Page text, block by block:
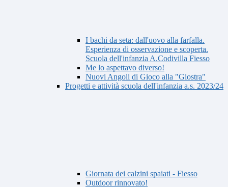
I bachi da seta: dall'uovo alla farfalla.
Esperienza di osservazione e scoperta.
Scuola dell'infanzia A.Codivilla Fiesso
Me lo aspettavo diverso!
Nuovi Angoli di Gioco alla "Giostra"
Progetti e attività scuola dell'infanzia a.s. 2023/24
Giornata dei calzini spaiati - Fiesso
Outdoor rinnovato!